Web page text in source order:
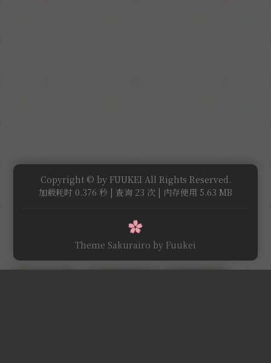
Copyright © by FUUKEI All Rights Reserved.
加载耗时 0.376 秒 | 查询 23 次 | 内存使用 5.63 MB
Theme Sakurairo by Fuukei